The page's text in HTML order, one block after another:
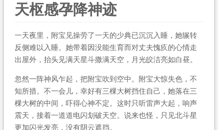
天枢感孕降神迹
一天夜里，附宝见操劳了一天的少典已沉沉入睡，她辗转
反侧难以入睡。她带着因没能生育而对丈夫愧疚的心情走
出屋外，抬头见满天星斗撒满天空，月光皎洁亮如白昼。
忽然一阵神风乍起，把附宝吹到空中。附宝大惊失色，不
知所措。不一会儿，幸好有三棵大树挡住自己，她落在三
棵大树的中间，吓得心神不定。这时只听雷声大起，响声
震天，接着一道道电闪划破天空。说来也怪，只见北斗星
更加闪光发亮，没有阴云遮挡。